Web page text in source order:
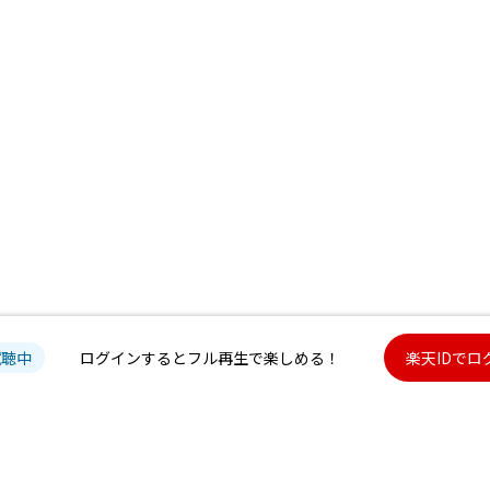
中 ログインするとフル再生で楽しめる！ 楽天IDでロ